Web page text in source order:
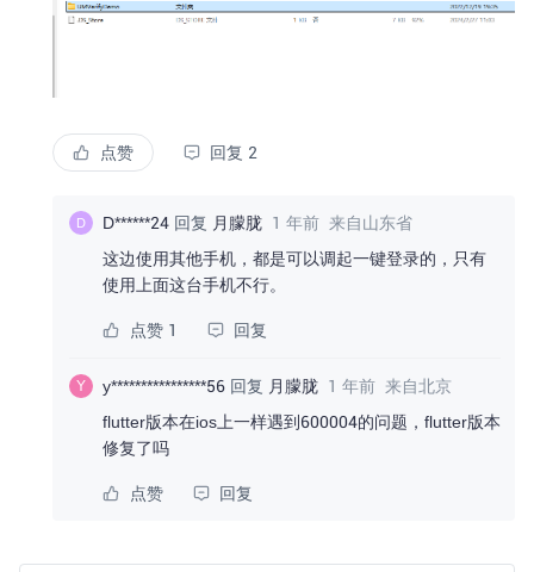
点赞 回复 2
D D******24 回复 月朦胧 1 年前 来自山东省
这边使用其他手机，都是可以调起一键登录的，只有
使用上面这台手机不行。
点赞 1 回复
Y y****************56 回复 月朦胧 1 年前 来自北京
flutter版本在ios上一样遇到600004的问题，flutter版本
修复了吗
点赞 回复